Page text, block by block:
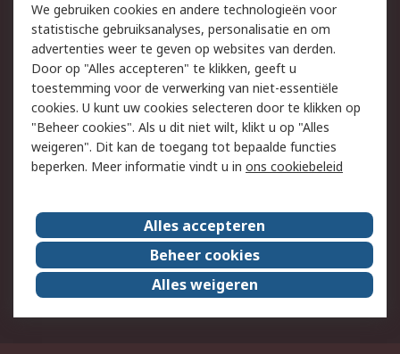
Track & Trace
Wettelijk
Cookiebeleid
Email veiligheid
Privacybeleid
Websitevoorwaarden
Algemene
verkoopvoorwaarden
Over RS
RS Group
Over ons
RS wereldwijd
Werken bij RS
ESG
We gebruiken cookies en andere technologieën voor
statistische gebruiksanalyses, personalisatie en om
advertenties weer te geven op websites van derden.
Door op "Alles accepteren" te klikken, geeft u
toestemming voor de verwerking van niet-essentiële
cookies. U kunt uw cookies selecteren door te klikken op
"Beheer cookies". Als u dit niet wilt, klikt u op "Alles
weigeren". Dit kan de toegang tot bepaalde functies
beperken. Meer informatie vindt u in ons cookiebeleid
Alles accepteren
Beheer cookies
Alles weigeren